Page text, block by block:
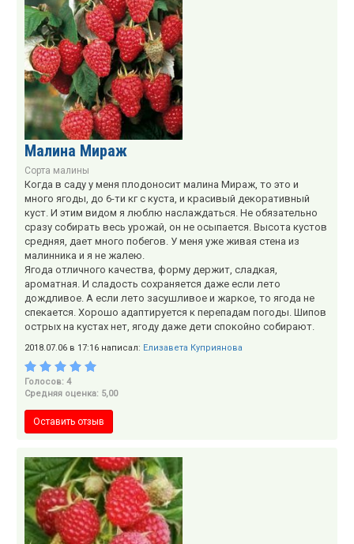
Малина Мираж
Сорта малины
Когда в саду у меня плодоносит малина Мираж, то это и
много ягоды, до 6-ти кг с куста, и красивый декоративный
куст. И этим видом я люблю наслаждаться. Не обязательно
сразу собирать весь урожай, он не осыпается. Высота кустов
средняя, дает много побегов. У меня уже живая стена из
малинника и я не жалею.
Ягода отличного качества, форму держит, сладкая,
ароматная. И сладость сохраняется даже если лето
дождливое. А если лето засушливое и жаркое, то ягода не
спекается. Хорошо адаптируется к перепадам погоды. Шипов
острых на кустах нет, ягоду даже дети спокойно собирают.
2018.07.06 в 17:16 написал: Елизавета Куприянова
Голосов: 4
Средняя оценка: 5,00
Оставить отзыв